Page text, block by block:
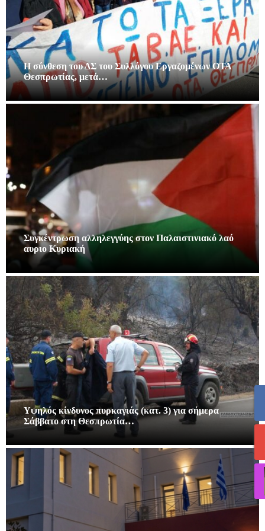
Η σύνθεση του ΔΣ του Συλλόγου Εργαζομένων ΟΤΑ
Θεσπρωτίας, μετά…
Συγκέντρωση αλληλεγγύης στον Παλαιστινιακό λαό
αυριο Κυριακή
Υψηλός κίνδυνος πυρκαγιάς (κατ. 3) για σήμερα
Σάββατο στη Θεσπρωτία…